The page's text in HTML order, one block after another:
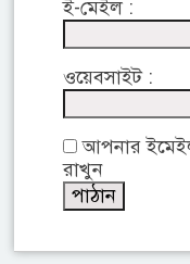
ই-মেইল :
ওয়েবসাইট :
আপনার
রাখুন